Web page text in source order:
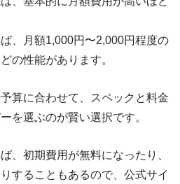
、月額1,000円〜2,000円程度の
の性能があります。
算に合わせて、スペックと料金
を選ぶのが賢い選択です。
、初期費用が無料になったり、
することもあるので、公式サイ